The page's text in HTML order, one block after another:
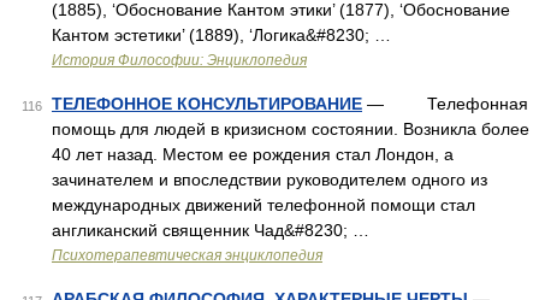
(1885), ‘Обоснование Кантом этики’ (1877), ‘Обоснование
Кантом эстетики’ (1889), ‘Логика&#8230; …
История Философии: Энциклопедия
116 ТЕЛЕФОННОЕ КОНСУЛЬТИРОВАНИЕ — Телефонная
помощь для людей в кризисном состоянии. Возникла более
40 лет назад. Местом ее рождения стал Лондон, а
зачинателем и впоследствии руководителем одного из
международных движений телефонной помощи стал
англиканский священник Чад&#8230; …
Психотерапевтическая энциклопедия